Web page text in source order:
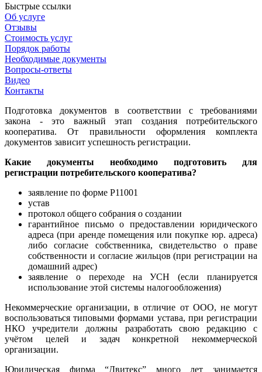
Быстрые ссылки
Об услуге
Отзывы
Стоимость услуг
Порядок работы
Необходимые документы
Вопросы-ответы
Видео
Контакты
Подготовка документов в соответствии с требованиями
закона - это важный этап создания потребительского
кооператива. От правильности оформления комплекта
документов зависит успешность регистрации.
Какие документы необходимо подготовить для
регистрации потребительского кооператива?
заявление по форме Р11001
устав
протокол общего собрания о создании
гарантийное письмо о предоставлении юридического
адреса (при аренде помещения или покупке юр. адреса)
либо согласие собственника, свидетельство о праве
собственности и согласие жильцов (при регистрации на
домашний адрес)
заявление о переходе на УСН (если планируется
использование этой системы налогообложения)
Некоммерческие организации, в отличие от ООО, не могут
воспользоваться типовыми формами устава, при регистрации
НКО учредители должны разработать свою редакцию с
учётом целей и задач конкретной некоммерческой
организации.
Юридическая фирма “Двитекс” много лет занимается